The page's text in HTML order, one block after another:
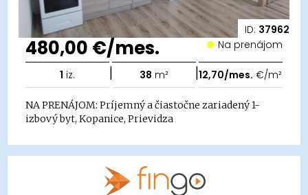
ID: 37962
480,00 €/mes. Na prenájom
1 iz. | 38 m² |12,70/mes. €/m²
NA PRENÁJOM: Príjemný a čiastočne zariadený 1-
izbový byt, Kopanice, Prievidza